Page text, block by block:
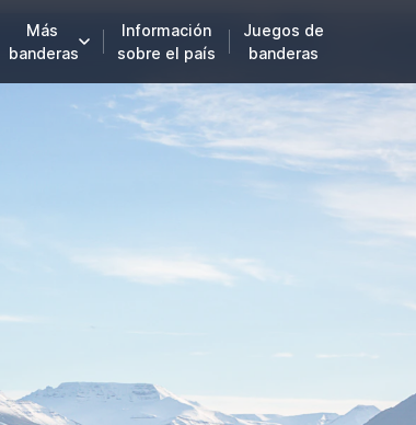
Más
banderas
Información
sobre el país
Juegos de
banderas